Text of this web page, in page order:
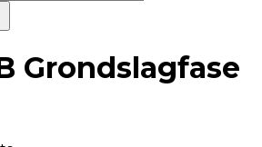
Grondslagfase